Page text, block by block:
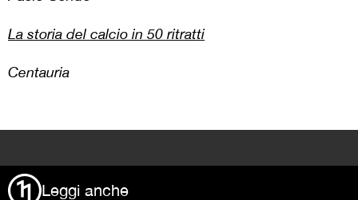
La storia del calcio in 50 ritratti
Centauria
Leggi anche